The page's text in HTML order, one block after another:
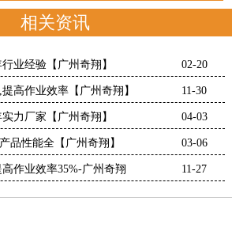
相关资讯
业经验【广州奇翔】 02-20
高作业效率【广州奇翔】 11-30
力厂家【广州奇翔】 04-03
品性能全【广州奇翔】 03-06
作业效率35%-广州奇翔 11-27